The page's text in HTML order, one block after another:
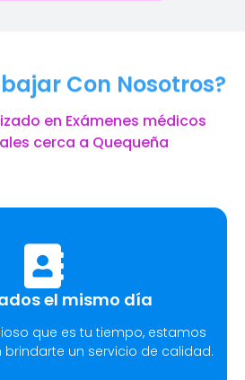
Con Nosotros?
en Exámenes médicos
cerca a Quequeña
el mismo día
que es tu tiempo, estamos
un servicio de calidad.